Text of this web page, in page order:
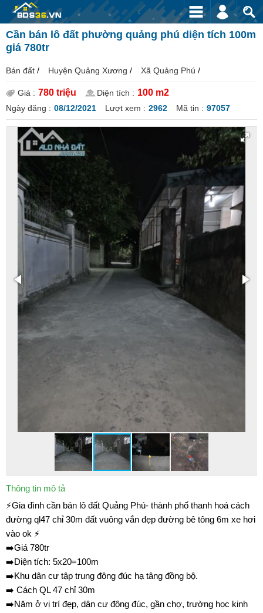
Cần bán lô đất phường quảng phú diện tích 100m
giá 780tr
Bán đất / Huyện Quảng Xương / Xã Quảng Phú /
Giá : 780 triệu Diện tích : 100 m2
Ngày đăng : 08/12/2021 Lượt xem : 2962 Mã tin : 97057
Thông tin mô tả
⚡Gia đình cần bán lô đất Quảng Phú- thành phố thanh hoá cách
đường ql47 chỉ 30m đất vuông vắn đẹp đường bê tông 6m xe hơi
vào ok ⚡
➡️Giá 780tr
➡️Diện tích: 5x20=100m
➡️Khu dân cư tập trung đông đúc hạ tâng đồng bộ.
➡️ Cách QL 47 chỉ 30m
➡️Năm ở vị trí đẹp, dân cư đông đúc, gần chợ, trường học kinh